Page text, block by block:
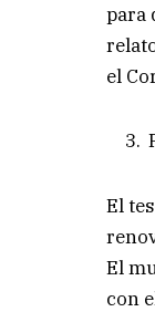
para
el
El
El
con